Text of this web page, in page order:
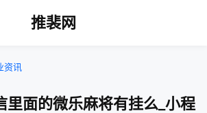
推裴网
资讯
里面的微乐麻将有挂么_小程